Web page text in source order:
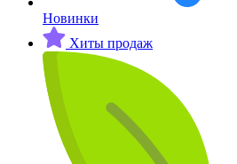
Новинки
Хиты продаж